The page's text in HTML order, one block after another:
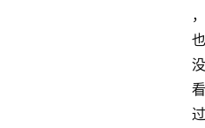
，
也
没
看
过